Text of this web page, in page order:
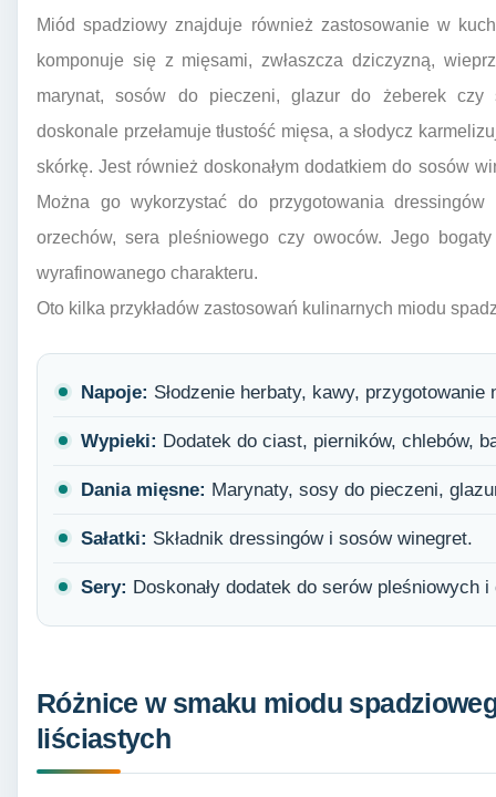
Miód spadziowy znajduje również zastosowanie w
komponuje się z mięsami, zwłaszcza dziczyzną,
marynat, sosów do pieczeni, glazur do żeberek czy
doskonale przełamuje tłustość mięsa, a słodycz
skórkę. Jest również doskonałym dodatkiem do sosów
Można go wykorzystać do przygotowania
orzechów, sera pleśniowego czy owoców. Jego
wyrafinowanego charakteru.
Oto kilka przykładów zastosowań kulinarnych miodu
Napoje: Słodzenie herbaty, kawy,
Wypieki: Dodatek do ciast, pierników, chlebów,
Dania mięsne: Marynaty, sosy do pieczeni,
Sałatki: Składnik dressingów i sosów winegret.
Sery: Doskonały dodatek do serów pleśniowych
Różnice w smaku miodu
liściastych